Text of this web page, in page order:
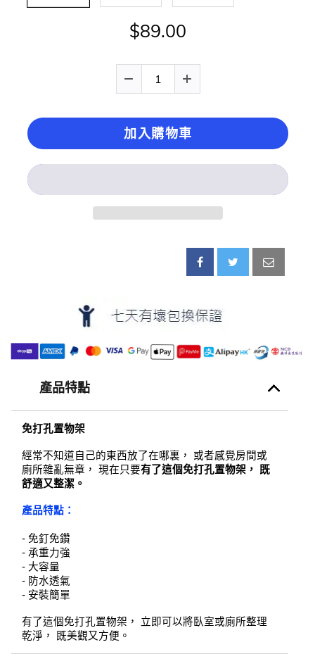
$89.00
加入購物車
產品特點
免打孔置物架
經常不知道自己的東西放了在哪裏， 或者感覺房間或
廁所雜亂無章， 現在只要有了這個免打孔置物架， 既
舒適又整潔。
產品特點：
- 免釘免鑽
- 承重力強
- 大容量
- 防水透氣
- 安裝簡單
有了這個免打孔置物架， 立即可以將臥室或廁所整理
乾淨， 既美觀又方便。